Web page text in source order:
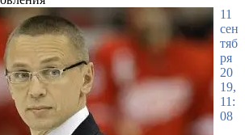
11
сен
тяб
ря
20
19,
11:
08